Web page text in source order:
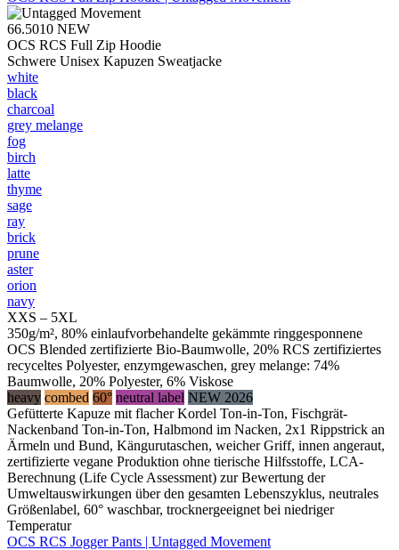
66.5010 NEW
OCS RCS Full Zip Hoodie
Schwere Unisex Kapuzen Sweatjacke
white
black
charcoal
grey melange
fog
birch
latte
thyme
sage
ray
brick
prune
aster
orion
navy
XXS – 5XL
350g/m², 80% einlaufvorbehandelte gekämmte ringgesponnene
OCS Blended zertifizierte Bio-Baumwolle, 20% RCS zertifiziertes
recyceltes Polyester, enzymgewaschen, grey melange: 74%
Baumwolle, 20% Polyester, 6% Viskose
heavy combed 60° neutral label NEW 2026
Gefütterte Kapuze mit flacher Kordel Ton-in-Ton, Fischgrät-
Nackenband Ton-in-Ton, Halbmond im Nacken, 2x1 Rippstrick an
Ärmeln und Bund, Kängurutaschen, weicher Griff, innen angeraut,
zertifizierte vegane Produktion ohne tierische Hilfsstoffe, LCA-
Berechnung (Life Cycle Assessment) zur Bewertung der
Umweltauswirkungen über den gesamten Lebenszyklus, neutrales
Größenlabel, 60° waschbar, trocknergeeignet bei niedriger
Temperatur
OCS RCS Jogger Pants | Untagged Movement